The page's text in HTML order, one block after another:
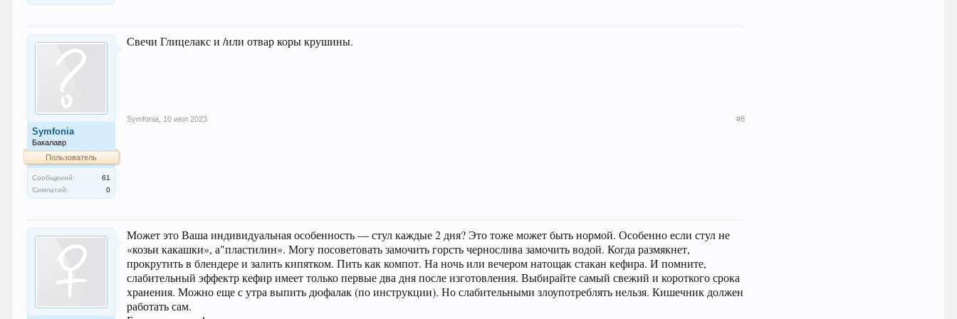
Symfonia
Бакалавр
Пользователь
Сообщений:
61
Симпатий:
0
Свечи Глицелакс и /или отвар коры крушины.
Symfonia 10 июл 2023 #8
Может это Ваша индивидуальная особенность — стул каждые 2 дня? Это тоже может быть нормой. Особенно если стул не
«козьи какашки», а"пластилин». Могу посоветовать замочить горсть чернослива замочить водой. Когда размякнет,
прокрутить в блендере и залить кипятком. Пить как компот. На ночь или вечером натощак стакан кефира. И помните,
слабительный эффектр кефир имеет только первые два дня после изготовления. Выбирайте самый свежий и короткого срока
хранения. Можно еще с утра выпить дюфалак (по инструкции). Но слабительными злоупотреблять нельзя. Кишечник должен
работать сам.